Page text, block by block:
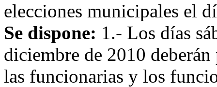
elecciones municipales el
Se dispone: 1.- Los días
diciembre de 2010
las funcionarias y los